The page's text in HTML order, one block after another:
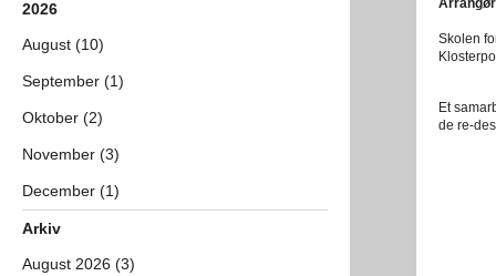
Skolen
Et
de re-
2026
August (10)
September (1)
Oktober (2)
November (3)
December (1)
Arkiv
August 2026 (3)